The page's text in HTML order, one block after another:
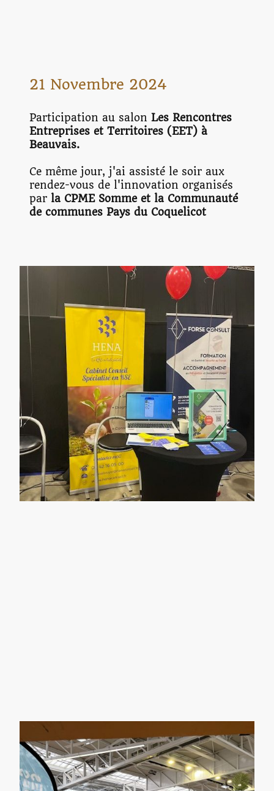
21 Novembre 2024
Participation au salon Les Rencontres
Entreprises et Territoires (EET) à
Beauvais.
Ce même jour, j'ai assisté le soir aux
rendez-vous de l'innovation organisés
par la CPME Somme et la Communauté
de communes Pays du Coquelicot